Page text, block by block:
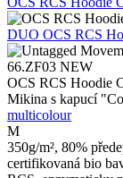
DUO OCS RCS
66.ZF03 NEW
OCS RCS Hoodie
Mikina s kapucí
multicolour
M
350g/m², 80%
certifikovaná bio